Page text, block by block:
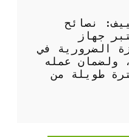
نصائح
جهاز
الضرورية في
ولضمان عمله
طويلة من